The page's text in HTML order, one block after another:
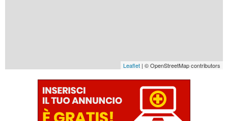
Leaflet | © OpenStreetMap contributors